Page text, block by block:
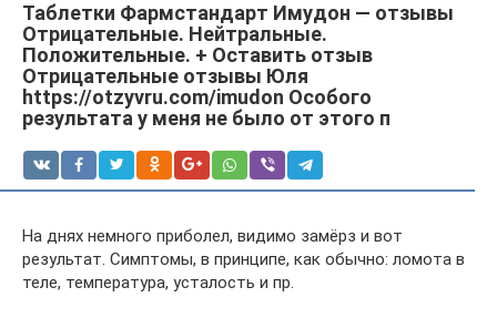
Таблетки Фармстандарт Имудон — отзывы
Отрицательные. Нейтральные.
Положительные. + Оставить отзыв
Отрицательные отзывы Юля
https://otzyvru.com/imudon Особого
результата у меня не было от этого п
На днях немного приболел, видимо замёрз и вот
результат. Симптомы, в принципе, как обычно: ломота в
теле, температура, усталость и пр.